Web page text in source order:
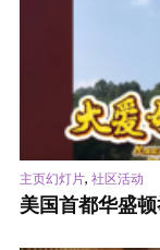
主页幻灯片, 社区活动
美国首都华盛